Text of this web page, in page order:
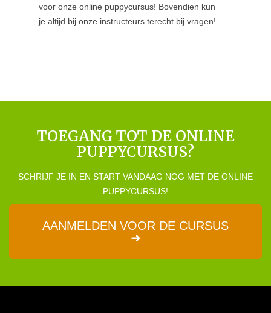
voor onze online puppycursus! Bovendien kun
je altijd bij onze instructeurs terecht bij vragen!
TOEGANG TOT DE ONLINE
PUPPYCURSUS?
SCHRIJF JE IN EN START VANDAAG NOG MET DE ONLINE
PUPPYCURSUS!
AANMELDEN VOOR DE CURSUS
➜